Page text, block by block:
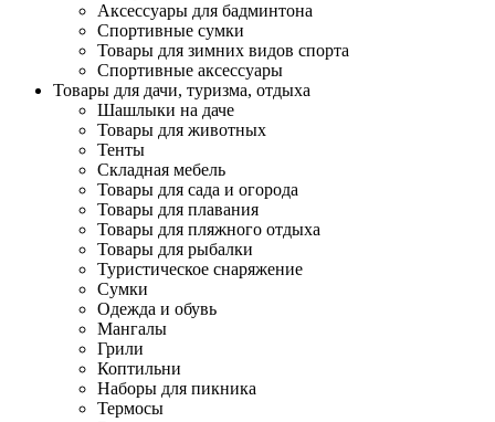
Аксессуары для бадминтона
Спортивные сумки
Товары для зимних видов спорта
Спортивные аксессуары
Товары для дачи, туризма, отдыха
Шашлыки на даче
Товары для животных
Тенты
Складная мебель
Товары для сада и огорода
Товары для плавания
Товары для пляжного отдыха
Товары для рыбалки
Туристическое снаряжение
Сумки
Одежда и обувь
Мангалы
Грили
Коптильни
Наборы для пикника
Термосы